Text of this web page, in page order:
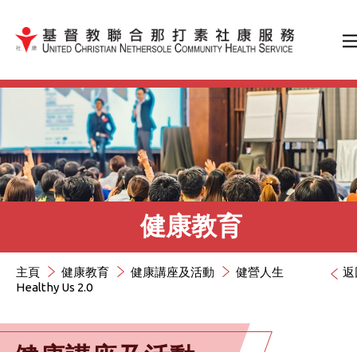
跳到內容（按輸入鍵）
健康教育
返
主頁 健康教育 健康講座及活動
健營人生
Healthy Us 2.0